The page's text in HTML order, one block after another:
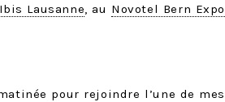
Ibis Lausanne, au Novotel Bern Expo
pour rejoindre l’une de mes